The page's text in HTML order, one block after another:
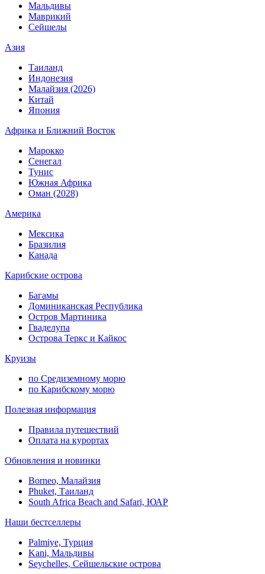
Мальдивы
Маврикий
Сейшелы
Азия
Таиланд
Индонезия
Малайзия (2026)
Китай
Япония
Африка и Ближний Восток
Марокко
Сенегал
Тунис
Южная Африка
Оман (2028)
Америка
Мексика
Бразилия
Канада
Карибские острова
Багамы
Доминиканская Республика
Остров Мартиника
Гваделупа
Острова Теркс и Кайкос
Круизы
по Средиземному морю
по Карибскому морю
Полезная информация
Правила путешествий
Оплата на курортах
Обновления и новинки
Borneo, Малайзия
Phuket, Таиланд
South Africa Beach and Safari, ЮАР
Наши бестселлеры
Palmiye, Турция
Kani, Мальдивы
Seychelles, Сейшельские острова